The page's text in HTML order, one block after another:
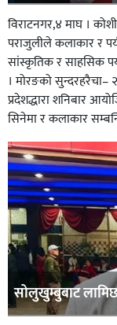
विराटनगर,४ माघ ।
पराजुलीले कलाकार र
सांस्कृतिक र साहसिक
। मोरङको सुन्दरहरैचा–
प्रदेशद्धारा शनिबार
सिनेमा र कलाकार
सोलुखुम्बुबाट